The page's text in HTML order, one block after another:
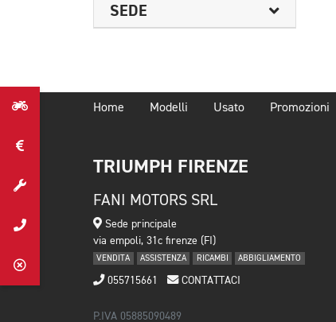
SEDE
Home Modelli Usato Promozioni
TRIUMPH FIRENZE
FANI MOTORS SRL
Sede principale
via empoli, 31c firenze (FI)
VENDITA ASSISTENZA RICAMBI ABBIGLIAMENTO
055715661 CONTATTACI
P.IVA 05885090489